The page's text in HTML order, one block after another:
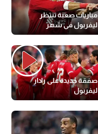
مباريات صعبة تنتظر
ليفربول في شهر
سبتمبر
صفقة جديدة على رادار
ليفربول